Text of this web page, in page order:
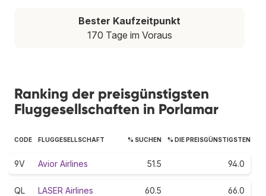
Bester Kaufzeitpunkt
170 Tage im Voraus
Ranking der preisgünstigsten
Fluggesellschaften in Porlamar
CODE FLUGGESELLSCHAFT % SUCHEN % DIE PREISGÜNSTIGSTEN
9V Avior Airlines 51.5 94.0
QL LASER Airlines 60.5 66.0